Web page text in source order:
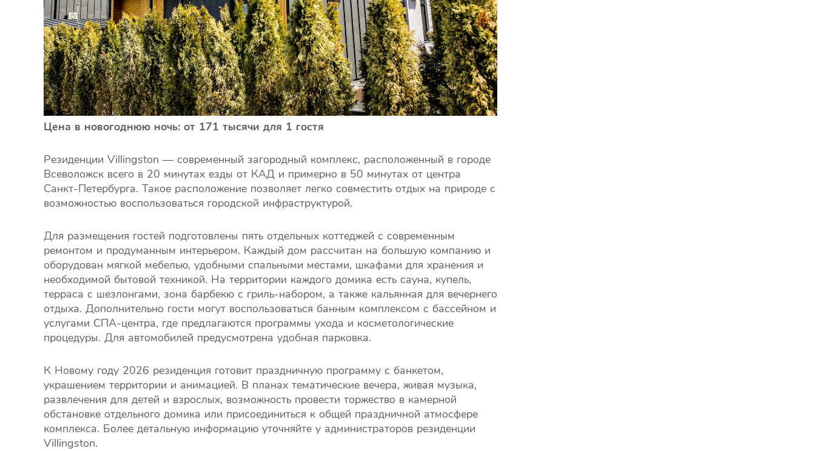
Цена в новогоднюю ночь: от 171 тысячи для 1 гостя
Резиденции Villingston — современный загородный комплекс, расположенный в городе
Всеволожск всего в 20 минутах езды от КАД и примерно в 50 минутах от центра
Санкт-Петербурга. Такое расположение позволяет легко совместить отдых на природе с
возможностью воспользоваться городской инфраструктурой.
Для размещения гостей подготовлены пять отдельных коттеджей с современным
ремонтом и продуманным интерьером. Каждый дом рассчитан на большую компанию и
оборудован мягкой мебелью, удобными спальными местами, шкафами для хранения и
необходимой бытовой техникой. На территории каждого домика есть сауна, купель,
терраса с шезлонгами, зона барбекю с гриль-набором, а также кальянная для вечернего
отдыха. Дополнительно гости могут воспользоваться банным комплексом с бассейном и
услугами СПА-центра, где предлагаются программы ухода и косметологические
процедуры. Для автомобилей предусмотрена удобная парковка.
К Новому году 2026 резиденция готовит праздничную программу с банкетом,
украшением территории и анимацией. В планах тематические вечера, живая музыка,
развлечения для детей и взрослых, возможность провести торжество в камерной
обстановке отдельного домика или присоединиться к общей праздничной атмосфере
комплекса. Более детальную информацию уточняйте у администраторов резиденции
Villingston.